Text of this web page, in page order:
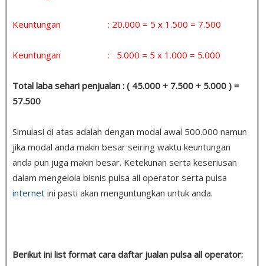
Keuntungan : 20.000 = 5 x 1.500 = 7.500
Keuntungan : 5.000 = 5 x 1.000 = 5.000
Total laba sehari penjualan : ( 45.000 + 7.500 + 5.000 ) =
57.500
Simulasi di atas adalah dengan modal awal 500.000 namun
jika modal anda makin besar seiring waktu keuntungan
anda pun juga makin besar. Ketekunan serta keseriusan
dalam mengelola bisnis pulsa all operator serta pulsa
internet ini pasti akan menguntungkan untuk anda.
Berikut ini list format cara daftar jualan pulsa all operator: